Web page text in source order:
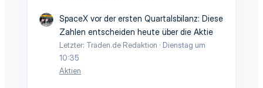
SpaceX vor der ersten Quartalsbilanz: Diese
Zahlen entscheiden heute über die Aktie
Letzter: Traden.de Redaktion
Dienstag um
10:35
Aktien